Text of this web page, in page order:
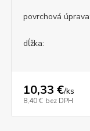
povrchová úprava:
dĺžka:
10,33 €/ks
8,40 € bez DPH